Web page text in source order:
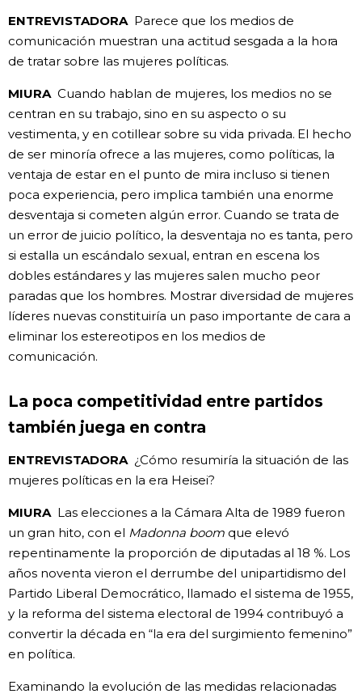
ENTREVISTADORAParece que los medios de
comunicación muestran una actitud sesgada a la hora
de tratar sobre las mujeres políticas.
MIURACuando hablan de mujeres, los medios no se
centran en su trabajo, sino en su aspecto o su
vestimenta, y en cotillear sobre su vida privada. El hecho
de ser minoría ofrece a las mujeres, como políticas, la
ventaja de estar en el punto de mira incluso si tienen
poca experiencia, pero implica también una enorme
desventaja si cometen algún error. Cuando se trata de
un error de juicio político, la desventaja no es tanta, pero
si estalla un escándalo sexual, entran en escena los
dobles estándares y las mujeres salen mucho peor
paradas que los hombres. Mostrar diversidad de mujeres
líderes nuevas constituiría un paso importante de cara a
eliminar los estereotipos en los medios de
comunicación.
La poca competitividad entre partidos
también juega en contra
ENTREVISTADORA¿Cómo resumiría la situación de las
mujeres políticas en la era Heisei?
MIURALas elecciones a la Cámara Alta de 1989 fueron
un gran hito, con el Madonna boomque elevó
repentinamente la proporción de diputadas al 18 %. Los
años noventa vieron el derrumbe del unipartidismo del
Partido Liberal Democrático, llamado el sistema de 1955,
y la reforma del sistema electoral de 1994 contribuyó a
convertir la década en “la era del surgimiento femenino”
en política.
Examinando la evolución de las medidas relacionadas